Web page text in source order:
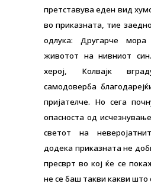
претставува еден вид
во приказната, тие
одлука: Другарче
животот на нивниот
херој, Колвајк
самодоверба
пријателче. Но сега
опасноста од
светот на
додека приказната не
пресврт во кој ќе се
не се баш такви какви што